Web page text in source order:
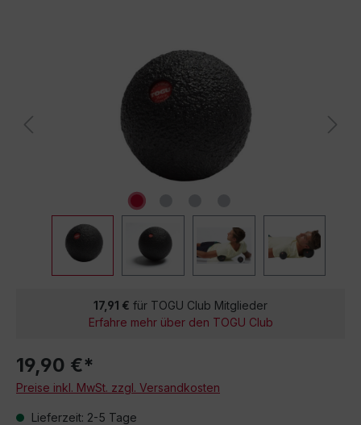
17,91 € für TOGU Club Mitglieder
Erfahre mehr über den TOGU Club
19,90 €*
Preise inkl. MwSt. zzgl. Versandkosten
Lieferzeit: 2-5 Tage